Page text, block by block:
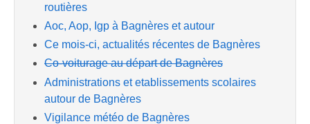
routières
Aoc, Aop, Igp à Bagnères et autour
Ce mois-ci, actualités récentes de Bagnères
Co-voiturage au départ de Bagnères
Administrations et etablissements scolaires
autour de Bagnères
Vigilance météo de Bagnères